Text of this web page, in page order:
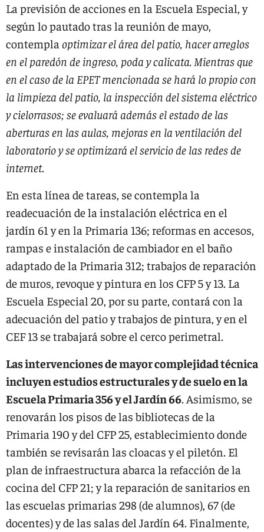
La previsión de acciones en la Escuela Especial, y
según lo pautado tras la reunión de mayo,
contempla optimizar el área del patio, hacer arreglos
en el paredón de ingreso, poda y calicata. Mientras que
en el caso de la EPET mencionada se hará lo propio con
la limpieza del patio, la inspección del sistema eléctrico
y cielorrasos; se evaluará además el estado de las
aberturas en las aulas, mejoras en la ventilación del
laboratorio y se optimizará el servicio de las redes de
internet.
En esta línea de tareas, se contempla la
readecuación de la instalación eléctrica en el
jardín 61 y en la Primaria 136; reformas en accesos,
rampas e instalación de cambiador en el baño
adaptado de la Primaria 312; trabajos de reparación
de muros, revoque y pintura en los CFP 5 y 13. La
Escuela Especial 20, por su parte, contará con la
adecuación del patio y trabajos de pintura, y en el
CEF 13 se trabajará sobre el cerco perimetral.
Las intervenciones de mayor complejidad técnica
incluyen estudios estructurales y de suelo en la
Escuela Primaria 356 y el Jardín 66. Asimismo, se
renovarán los pisos de las bibliotecas de la
Primaria 190 y del CFP 25, establecimiento donde
también se revisarán las cloacas y el piletón. El
plan de infraestructura abarca la refacción de la
cocina del CFP 21; y la reparación de sanitarios en
las escuelas primarias 298 (de alumnos), 67 (de
docentes) y de las salas del Jardín 64. Finalmente,